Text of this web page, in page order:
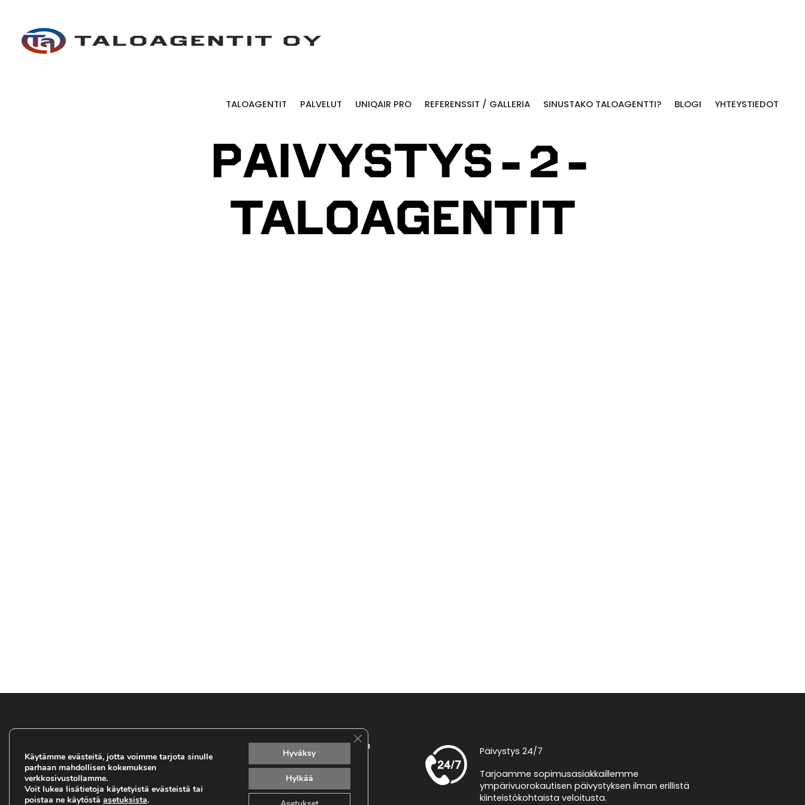
TALOAGENTIT PALVELUT UNIQAIR PRO REFERENSSIT / GALLERIA SINUSTAKO TALOAGENTTI? BLOGI YHTEYSTIEDOT
PAIVYSTYS-2-
TALOAGENTIT
Vetokuja 1, 01610 Vantaa
info@taloagentit.fi
040 660 9875
Päivystys 24/7
Tarjoamme sopimusasiakkaillemme
ympärivuorokautisen päivystyksen ilman erillistä
kiinteistökohtaista veloitusta.
Käytämme evästeitä, jotta voimme tarjota sinulle
parhaan mahdollisen kokemuksen
verkkosivustollamme.
Voit lukea lisätietoja käytetyistä evästeistä tai
poistaa ne käytöstä asetuksista.
Hyväksy
Hylkää
Sulje evästebanneri